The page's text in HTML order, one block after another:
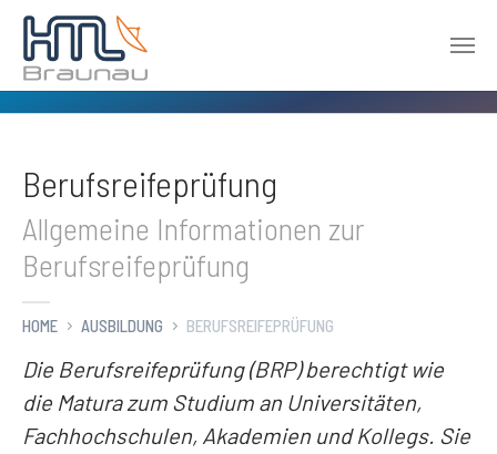
Berufsreifeprüfung
Allgemeine Informationen zur
Berufsreifeprüfung
HOME AUSBILDUNG BERUFSREIFEPRÜFUNG
Die Berufsreifeprüfung (BRP) berechtigt wie
die Matura zum Studium an Universitäten,
Fachhochschulen, Akademien und Kollegs. Sie